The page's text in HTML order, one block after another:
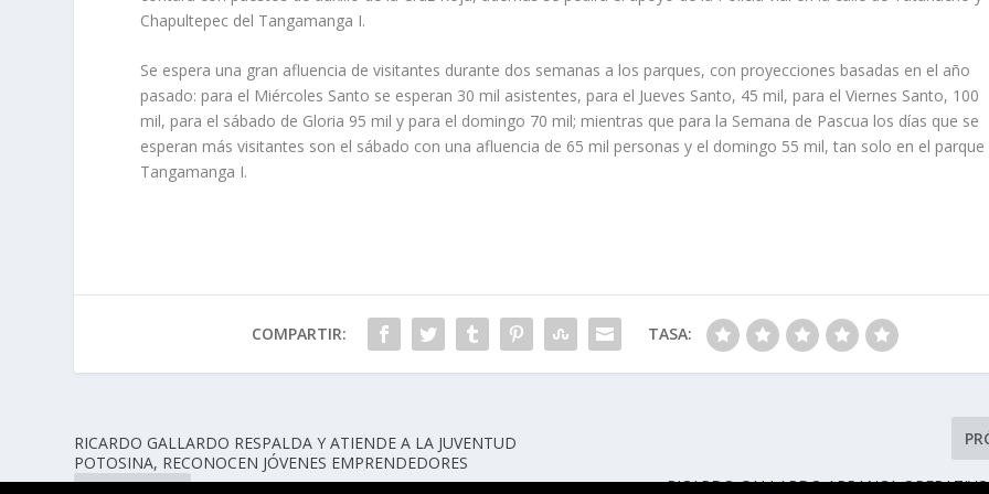
Chapultepec del Tangamanga I.
Se espera una gran afluencia de visitantes durante dos semanas a los parques, con proyecciones basadas en el año
pasado: para el Miércoles Santo se esperan 30 mil asistentes, para el Jueves Santo, 45 mil, para el Viernes Santo, 100
mil, para el sábado de Gloria 95 mil y para el domingo 70 mil; mientras que para la Semana de Pascua los días que se
esperan más visitantes son el sábado con una afluencia de 65 mil personas y el domingo 55 mil, tan solo en el parque
Tangamanga I.
COMPARTIR: TASA:
RICARDO GALLARDO RESPALDA Y ATIENDE A LA JUVENTUD
POTOSINA, RECONOCEN JÓVENES EMPRENDEDORES
RICARDO GALLARDO ARRANCA